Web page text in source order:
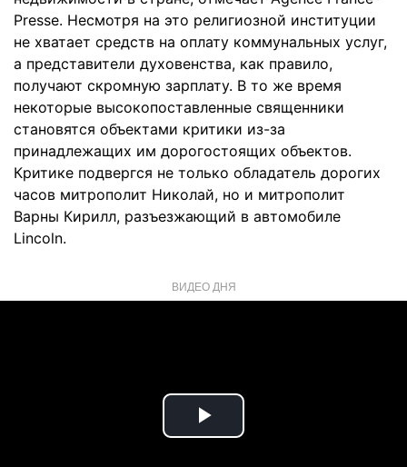
Presse. Несмотря на это религиозной институции
не хватает средств на оплату коммунальных услуг,
а представители духовенства, как правило,
получают скромную зарплату. В то же время
некоторые высокопоставленные священники
становятся объектами критики из-за
принадлежащих им дорогостоящих объектов.
Критике подвергся не только обладатель дорогих
часов митрополит Николай, но и митрополит
Варны Кирилл, разъезжающий в автомобиле
Lincoln.
ВИДЕО ДНЯ
Play